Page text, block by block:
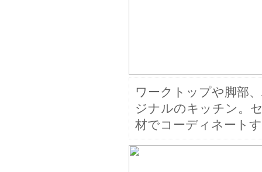
ワークトップや脚部
ジナルのキッチン。
材でコーディネート